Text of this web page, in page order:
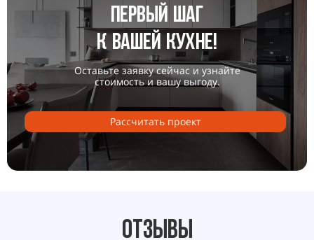
Первый шаг
к вашей кухне!
Оставьте заявку сейчас и узнайте
стоимость и вашу выгоду.
Раcсчитать проект
Отзывы